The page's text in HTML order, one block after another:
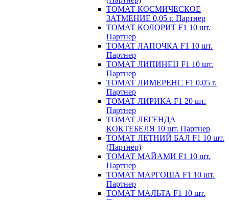
ТОМАТ КОСМИЧЕСКОЕ
ЗАТМЕНИЕ 0,05 г. Партнер
ТОМАТ КОЛОРИТ F1 10 шт.
Партнер
ТОМАТ ЛАПОЧКА F1 10 шт.
Партнер
ТОМАТ ЛИПИНЕЦ F1 10 шт.
Партнер
ТОМАТ ЛИМЕРЕНС F1 0,05 г.
Партнер
ТОМАТ ЛИРИКА F1 20 шт.
Партнер
ТОМАТ ЛЕГЕНДА
КОКТЕБЕЛЯ 10 шт. Партнер
ТОМАТ ЛЕТНИЙ БАЛ F1 10 шт.
(Партнер)
ТОМАТ МАЙАМИ F1 10 шт.
Партнер
ТОМАТ МАРГОША F1 10 шт.
Партнер
ТОМАТ МАЛЬТА F1 10 шт.